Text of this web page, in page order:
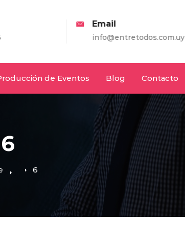
info@entretodos.com.uy
de Eventos Blog Contacto
6
6